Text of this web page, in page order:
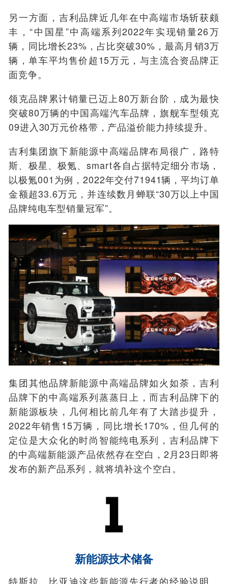
另一方面，吉利品牌近几年在中高端市场斩获颇
丰，“中国星”中高端系列2022年实现销量26万
辆，同比增长23%，占比突破30%，最高月销3万
辆，单车平均售价超15万元，与主流合资品牌正
面竞争。
领克品牌累计销量已迈上80万新台阶，成为最快
突破80万辆的中国高端汽车品牌，旗舰车型领克
09进入30万元价格带，产品溢价能力持续提升。
吉利集团旗下新能源中高端品牌布局很广，路特
斯、极星、极氪、smart各自占据特定细分市场，
以极氪001为例，2022年交付71941辆，平均订单
金额超33.6万元，并连续数月蝉联“30万以上中国
品牌纯电车型销量冠军”。
集团其他品牌新能源中高端品牌如火如荼，吉利
品牌下的中高端系列蒸蒸日上，而吉利品牌下的
新能源板块，几何相比前几年有了大踏步提升，
2022年销售15万辆，同比增长170%，但几何的
定位是大众化的时尚智能纯电系列，吉利品牌下
的中高端新能源产品依然存在空白，2月23日即将
发布的新产品系列，就将填补这个空白。
新能源技术储备
特斯拉、比亚迪这些新能源先行者的经验说明，